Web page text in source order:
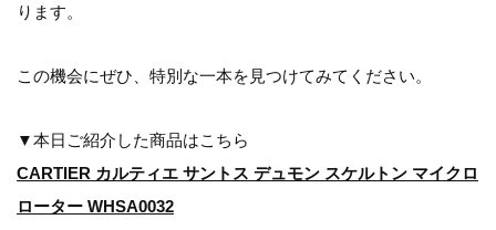
ります。
この機会にぜひ、特別な一本を見つけてみてください。
▼本日ご紹介した商品はこちら
CARTIER カルティエ サントス デュモン スケルトン マイクロ
ローター WHSA0032